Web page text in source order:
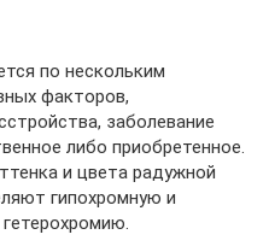
по нескольким
факторов,
заболевание
либо приобретенное.
и цвета радужной
гипохромную и